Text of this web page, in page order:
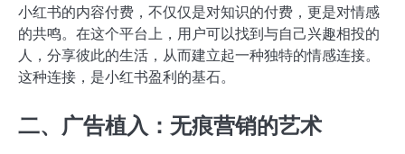
小红书的内容付费，不仅仅是对知识的付费，更是对情感
的共鸣。在这个平台上，用户可以找到与自己兴趣相投的
人，分享彼此的生活，从而建立起一种独特的情感连接。
这种连接，是小红书盈利的基石。
二、广告植入：无痕营销的艺术